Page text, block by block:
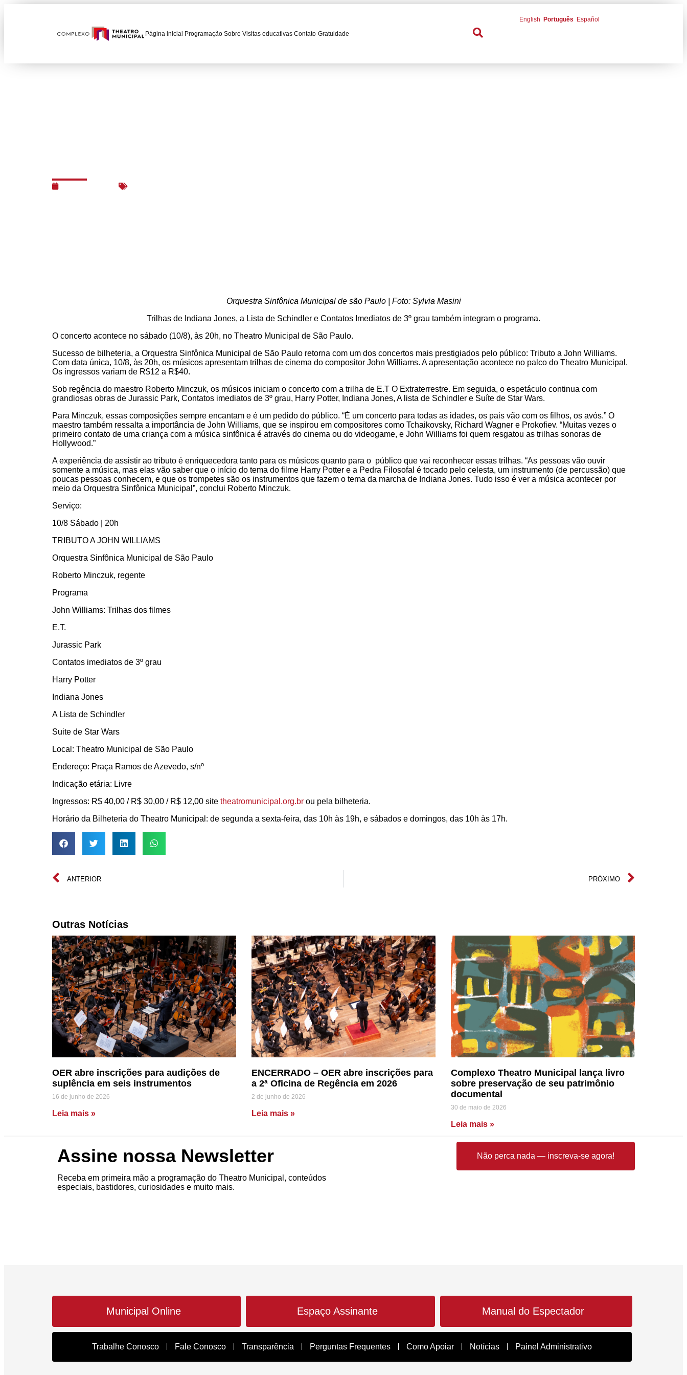
Página inicial Programação Sobre Visitas educativas Contato Gratuidade
English Português Español
Orquestra Sinfônica Municipal de são Paulo | Foto: Sylvia Masini
Trilhas de Indiana Jones, a Lista de Schindler e Contatos Imediatos de 3º grau também integram o programa.
O concerto acontece no sábado (10/8), às 20h, no Theatro Municipal de São Paulo.
Sucesso de bilheteria, a Orquestra Sinfônica Municipal de São Paulo retorna com um dos concertos mais prestigiados pelo público: Tributo a John Williams.
Com data única, 10/8, às 20h, os músicos apresentam trilhas de cinema do compositor John Williams. A apresentação acontece no palco do Theatro Municipal.
Os ingressos variam de R$12 a R$40.
Sob regência do maestro Roberto Minczuk, os músicos iniciam o concerto com a trilha de E.T O Extraterrestre. Em seguida, o espetáculo continua com
grandiosas obras de Jurassic Park, Contatos imediatos de 3º grau, Harry Potter, Indiana Jones, A lista de Schindler e Suíte de Star Wars.
Para Minczuk, essas composições sempre encantam e é um pedido do público. “É um concerto para todas as idades, os pais vão com os filhos, os avós.” O
maestro também ressalta a importância de John Williams, que se inspirou em compositores como Tchaikovsky, Richard Wagner e Prokofiev. “Muitas vezes o
primeiro contato de uma criança com a música sinfônica é através do cinema ou do videogame, e John Williams foi quem resgatou as trilhas sonoras de
Hollywood.”
A experiência de assistir ao tributo é enriquecedora tanto para os músicos quanto para o público que vai reconhecer essas trilhas. “As pessoas vão ouvir
somente a música, mas elas vão saber que o início do tema do filme Harry Potter e a Pedra Filosofal é tocado pelo celesta, um instrumento (de percussão) que
poucas pessoas conhecem, e que os trompetes são os instrumentos que fazem o tema da marcha de Indiana Jones. Tudo isso é ver a música acontecer por
meio da Orquestra Sinfônica Municipal”, conclui Roberto Minczuk.
Serviço:
10/8 Sábado | 20h
TRIBUTO A JOHN WILLIAMS
Orquestra Sinfônica Municipal de São Paulo
Roberto Minczuk, regente
Programa
John Williams: Trilhas dos filmes
E.T.
Jurassic Park
Contatos imediatos de 3º grau
Harry Potter
Indiana Jones
A Lista de Schindler
Suite de Star Wars
Local: Theatro Municipal de São Paulo
Endereço: Praça Ramos de Azevedo, s/nº
Indicação etária: Livre
Ingressos: R$ 40,00 / R$ 30,00 / R$ 12,00 site theatromunicipal.org.br ou pela bilheteria.
Horário da Bilheteria do Theatro Municipal: de segunda a sexta-feira, das 10h às 19h, e sábados e domingos, das 10h às 17h.
ANTERIOR PRÓXIMO
Outras Notícias
OER abre inscrições para audições de
suplência em seis instrumentos
16 de junho de 2026
Leia mais »
ENCERRADO – OER abre inscrições para
a 2ª Oficina de Regência em 2026
2 de junho de 2026
Leia mais »
Complexo Theatro Municipal lança livro
sobre preservação de seu patrimônio
documental
30 de maio de 2026
Leia mais »
Assine nossa Newsletter
Receba em primeira mão a programação do Theatro Municipal, conteúdos
especiais, bastidores, curiosidades e muito mais.
Não perca nada — inscreva-se agora!
Municipal Online Espaço Assinante Manual do Espectador
Trabalhe Conosco Fale Conosco Transparência Perguntas Frequentes Como Apoiar Notícias Painel Administrativo